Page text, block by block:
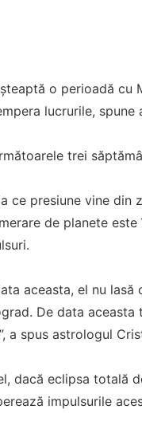
o perioadă cu
lucrurile, spune
trei
ce presiune vine din
de planete
aceasta, el nu
De data aceasta
a spus astrologul
dacă eclipsa totală
impulsurile